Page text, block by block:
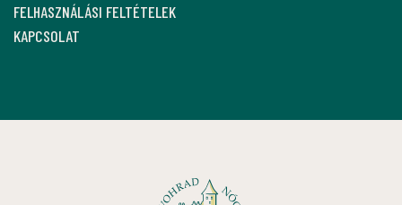
FELHASZNÁLÁSI FELTÉTELEK
KAPCSOLAT